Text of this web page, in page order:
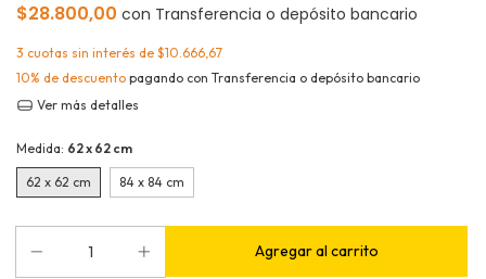
$28.800,00 con Transferencia o depósito bancario
3 cuotas sin interés de $10.666,67
10% de descuento pagando con Transferencia o depósito bancario
Ver más detalles
Medida: 62 x 62 cm
62 x 62 cm 84 x 84 cm